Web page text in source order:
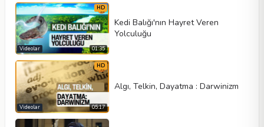
HD
01:35
Videolar
Kedi Balığı'nın Hayret Veren
Yolculuğu
HD
05:17
Videolar
Algı, Telkin, Dayatma : Darwinizm